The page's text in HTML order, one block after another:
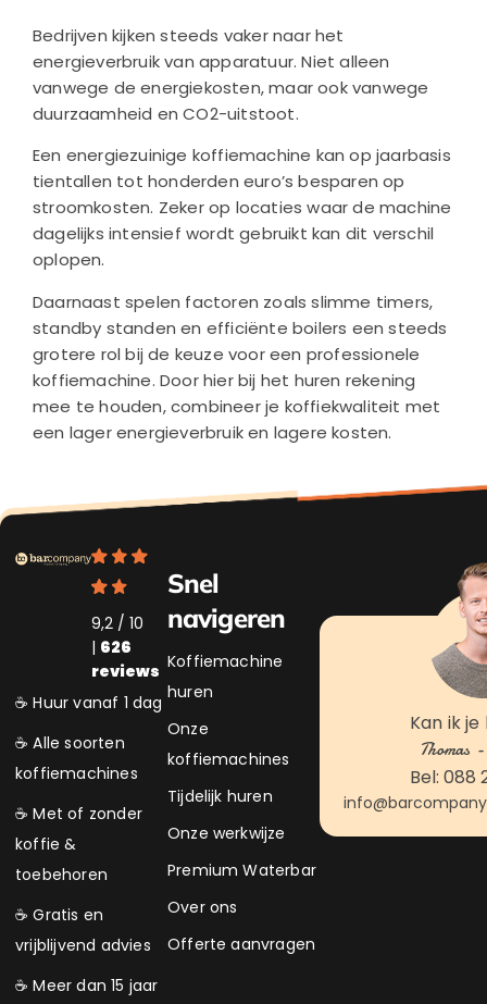
Bedrijven kijken steeds vaker naar het
energieverbruik van apparatuur. Niet alleen
vanwege de energiekosten, maar ook vanwege
duurzaamheid en CO2-uitstoot.
Een energiezuinige koffiemachine kan op jaarbasis
tientallen tot honderden euro’s besparen op
stroomkosten. Zeker op locaties waar de machine
dagelijks intensief wordt gebruikt kan dit verschil
oplopen.
Daarnaast spelen factoren zoals slimme timers,
standby standen en efficiënte boilers een steeds
grotere rol bij de keuze voor een professionele
koffiemachine. Door hier bij het huren rekening
mee te houden, combineer je koffiekwaliteit met
een lager energieverbruik en lagere kosten.
9,2 / 10
| 626
reviews
☕ Huur vanaf 1 dag
☕ Alle soorten
koffiemachines
☕ Met of zonder
koffie &
toebehoren
☕ Gratis en
vrijblijvend advies
☕ Meer dan 15 jaar
Snel
navigeren
Koffiemachine
huren
Onze
koffiemachines
Tijdelijk huren
Onze werkwijze
Premium Waterbar
Over ons
Offerte aanvragen
Kan ik
Thomas
Bel: 088